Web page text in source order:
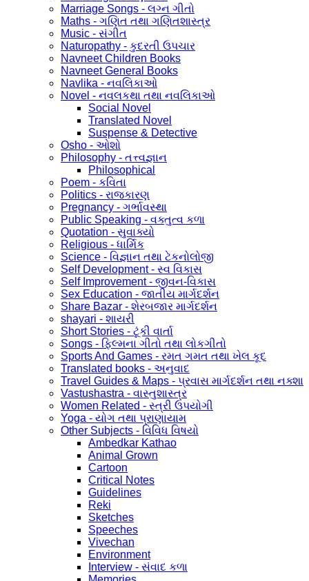
Marriage Songs - લગ્ન ગીતો
Maths - ગણિત તથા ગણિતશાસ્ત્ર
Music - સંગીત
Naturopathy - કુદરતી ઉપચાર
Navneet Children Books
Navneet General Books
Navlika - નવલિકાઓ
Novel - નવલકથા તથા નવલિકાઓ
Social Novel
Translated Novel
Suspense & Detective
Osho - ઓશો
Philosophy - તત્ત્વજ્ઞાન
Philosophical
Poem - કવિતા
Politics - રાજકારણ
Pregnancy - ગર્ભાવસ્થા
Public Speaking - વક્તુત્વ કળા
Quotation - સુવાક્યો
Religious - ધાર્મિક
Science - વિજ્ઞાન તથા ટેકનોલોજી
Self Development - સ્વ વિકાસ
Self Improvement - જીવન-વિકાસ
Sex Education - જાતીય માર્ગદર્શન
Share Bazar - શેરબજાર માર્ગદર્શન
shayari - શાયરી
Short Stories - ટૂંકી વાર્તા
Songs - ફિલ્મના ગીતો તથા લોકગીતો
Sports And Games - રમત ગમત તથા ખેલ કૂદ
Translated books - અનુવાદ
Travel Guides & Maps - પ્રવાસ માર્ગદર્શન તથા નક્શા
Vastushastra - વાસ્તુશાસ્ત્ર
Women Related - સ્ત્રી ઉપયોગી
Yoga - યોગ તથા પ્રાણાયામ
Other Subjects - વિવિધ વિષયો
Ambedkar Kathao
Animal Grown
Cartoon
Critical Notes
Guidelines
Reki
Sketches
Speeches
Vivechan
Environment
Interview - સંવાદ કળા